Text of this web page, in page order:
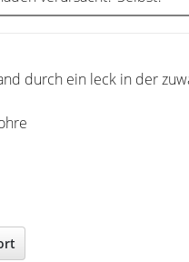
durch ein leck in der